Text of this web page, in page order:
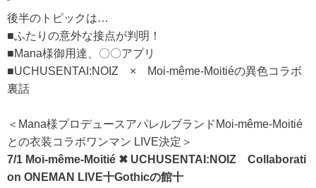
後半のトピックは…
■ふたりの意外な接点が判明！
■Mana様御用達、〇〇アプリ
■UCHUSENTAI:NOIZ × Moi-même-Moitiéの異色コラボ
裏話
＜Mana様プロデュースアパレルブランドMoi-même-Moitié
との衣装コラボワンマン LIVE決定＞
7/1 Moi-même-Moitié ✖︎ UCHUSENTAI:NOIZ Collaborati
on ONEMAN LIVE十Gothicの館十